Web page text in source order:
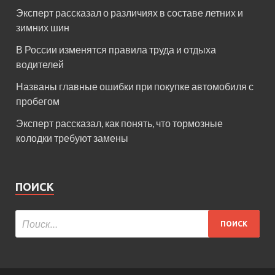
Эксперт рассказал о различиях в составе летних и
зимних шин
В России изменятся правила труда и отдыха
водителей
Названы главные ошибки при покупке автомобиля с
пробегом
Эксперт рассказал, как понять, что тормозные
колодки требуют замены
ПОИСК